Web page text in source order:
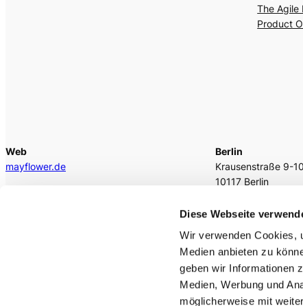
Diese Webseite
Wir verwenden Cookies,
Medien anbieten zu
geben wir Informationen
Medien, Werbung und
möglicherweise mit
The Agile
Product
Web
mayflower.de
Berlin
Krausenstraße 9-10
10117 Berlin
berlin